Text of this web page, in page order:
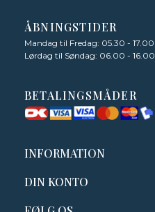
ÅBNINGSTIDER
Mandag til Fredag: 05.30 - 17.00
Lørdag til Søndag: 06.00 - 16.00
BETALINGSMÅDER
INFORMATION
DIN KONTO